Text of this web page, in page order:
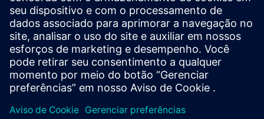
gerenciamento de energia alinhados à ISO 50001. Analise
redes elétricas para identificar distúrbios na qualidade de
energia, harmônicos e problemas de demanda, estabelecer
es...
Saiba mais